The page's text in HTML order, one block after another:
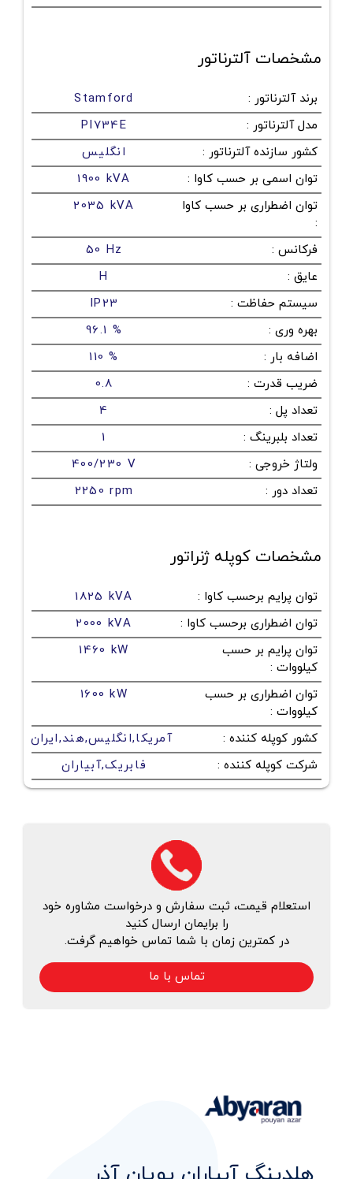
مشخصات آلترناتور
برند آلترناتور :
Stamford
مدل آلترناتور :
PI734E
کشور سازنده آلترناتور :
انگلیس
توان اسمی بر حسب کاوا :
1900 kVA
توان اضطراری بر حسب کاوا
:
2035 kVA
فرکانس :
50 Hz
عایق :
H
سیستم حفاظت :
IP23
بهره وری :
96.1 %
اضافه بار :
110 %
ضریب قدرت :
0.8
تعداد پل :
4
تعداد بلبرینگ :
1
ولتاژ خروجی :
400/230 V
تعداد دور :
2250 rpm
مشخصات کوپله ژنراتور
توان پرایم برحسب کاوا :
1825 kVA
توان اضطراری برحسب کاوا :
2000 kVA
توان پرایم بر حسب
کیلووات :
1460 kW
توان اضطراری بر حسب
کیلووات :
1600 kW
کشور کوپله کننده :
آمریکا,انگلیس,هند,ایران
شرکت کوپله کننده : فابریک,آبیاران
استعلام قیمت، ثبت سفارش و درخواست مشاوره خود
را برایمان ارسال کنید
در کمترین زمان با شما تماس خواهیم گرفت.
تماس با ما